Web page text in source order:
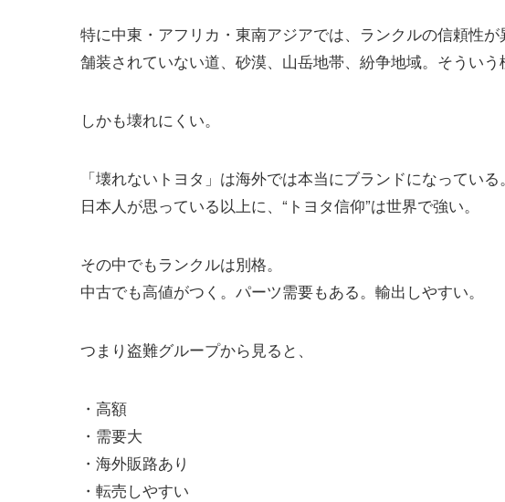
特に中東・アフリカ・東南アジアでは、ランクルの信頼性が
舗装されていない道、砂漠、山岳地帯、紛争地域。そういう
しかも壊れにくい。
「壊れないトヨタ」は海外では本当にブランドになっている。
日本人が思っている以上に、“トヨタ信仰”は世界で強い。
その中でもランクルは別格。
中古でも高値がつく。パーツ需要もある。輸出しやすい。
つまり盗難グループから見ると、
・高額
・需要大
・海外販路あり
・転売しやすい